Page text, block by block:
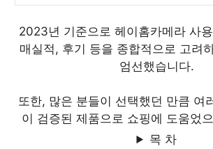
2023년 기준으로 헤이홈카메라 사
매실적, 후기 등을 종합적으로 고려
엄선했습니다.
또한, 많은 분들이 선택했던 만큼 여
이 검증된 제품으로 쇼핑에 도움었
목 차